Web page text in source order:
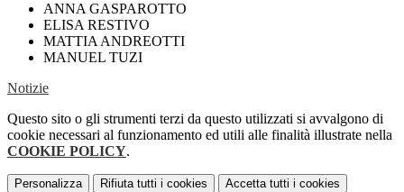
ANNA GASPAROTTO
ELISA RESTIVO
MATTIA ANDREOTTI
MANUEL TUZI
Notizie
Questo sito o gli strumenti terzi da questo utilizzati si avvalgono di
cookie necessari al funzionamento ed utili alle finalità illustrate nella
COOKIE POLICY.
Personalizza Rifiuta tutti i cookies Accetta tutti i cookies